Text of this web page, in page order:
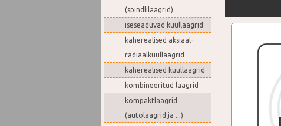
(spindlilaagrid)
iseseaduvad kuullaagrid
kaherealised aksiaal-
radiaalkuullaagrid
kaherealised kuullaagrid
kombineeritud laagrid
kompaktlaagrid
(autolaagrid ja ...)